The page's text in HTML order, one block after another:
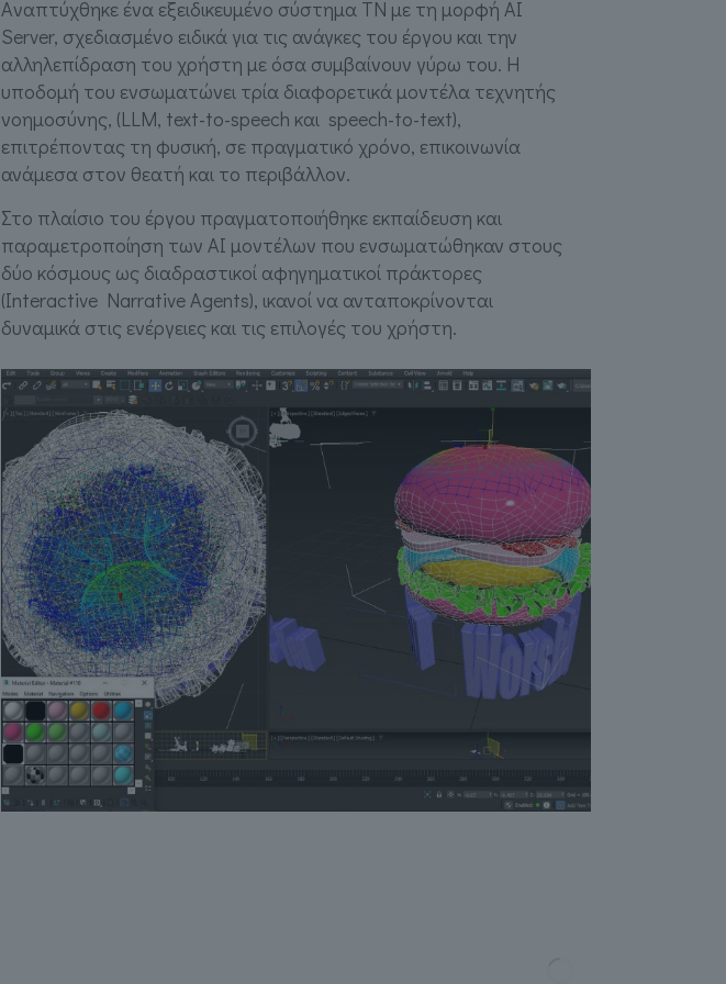
Aναπτύχθηκε ένα εξειδικευμένο σύστημα ΤΝ με τη μορφή AI
Server, σχεδιασμένο ειδικά για τις ανάγκες του έργου και την
αλληλεπίδραση του χρήστη με όσα συμβαίνουν γύρω του. Η
υποδομή του ενσωματώνει τρία διαφορετικά μοντέλα τεχνητής
νοημοσύνης, (LLM, text-to-speech και speech-to-text),
επιτρέποντας τη φυσική, σε πραγματικό χρόνο, επικοινωνία
ανάμεσα στον θεατή και το περιβάλλον.
Στο πλαίσιο του έργου πραγματοποιήθηκε εκπαίδευση και
παραμετροποίηση των AI μοντέλων που ενσωματώθηκαν στους
δύο κόσμους ως διαδραστικοί αφηγηματικοί πράκτορες
(Interactive Narrative Agents), ικανοί να ανταποκρίνονται
δυναμικά στις ενέργειες και τις επιλογές του χρήστη.